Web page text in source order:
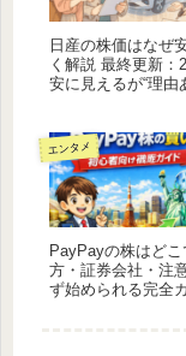
日産の株価はなぜ
く解説 最終更新
安に見えるが“理由
エンタメ
PayPayの株はど
方・証券会社・注
ず始められる完全